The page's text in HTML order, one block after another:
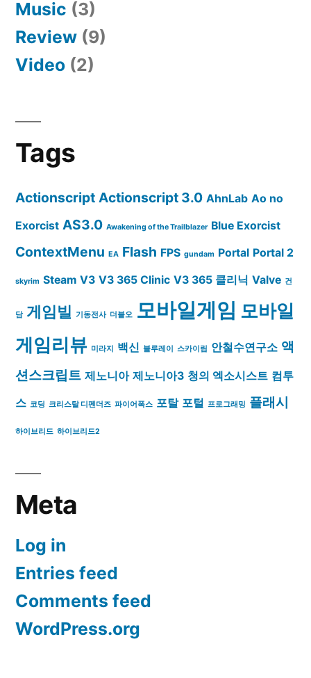
Music (3)
Review (9)
Video (2)
Tags
Actionscript Actionscript 3.0 AhnLab Ao no
Exorcist AS3.0 Awakening of the Trailblazer Blue Exorcist
ContextMenu EA Flash FPS gundam Portal Portal 2
skyrim Steam V3 V3 365 Clinic V3 365 클리닉 Valve 건
담 게임빌 기동전사 더블오 모바일게임 모바일
게임리뷰 미라지 백신 블루레이 스카이림 안철수연구소 액
션스크립트 제노니아 제노니아3 청의 엑소시스트 컴투
스 코딩 크리스탈 디펜더즈 파이어폭스 포탈 포털 프로그래밍 플래시
하이브리드 하이브리드2
Meta
Log in
Entries feed
Comments feed
WordPress.org